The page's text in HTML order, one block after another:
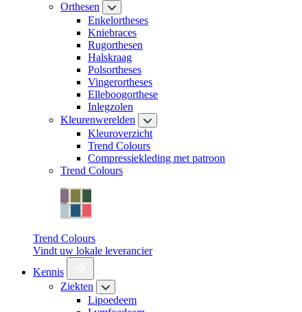
Orthesen
Enkelortheses
Kniebraces
Rugorthesen
Halskraag
Polsortheses
Vingerortheses
Elleboogorthese
Inlegzolen
Kleurenwerelden
Kleuroverzicht
Trend Colours
Compressiekleding met patroon
Trend Colours
Trend Colours
Vindt uw lokale leverancier
Kennis
Ziekten
Lipoedeem